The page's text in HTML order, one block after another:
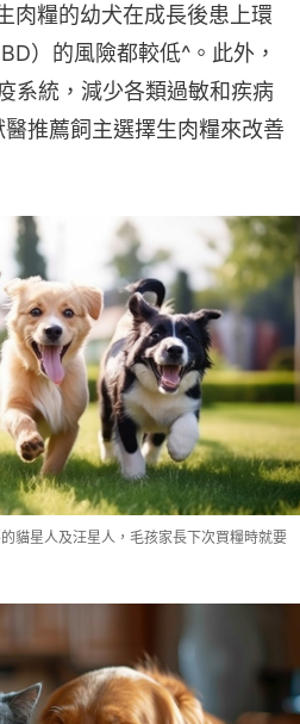
肉糧的幼犬在成長後患上環
）的風險都較低^。此外，
系統，減少各類過敏和疾病
推薦飼主選擇生肉糧來改善
貓星人及汪星人，毛孩家長下次買糧時就要